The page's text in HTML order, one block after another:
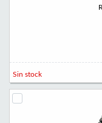
Sin stock